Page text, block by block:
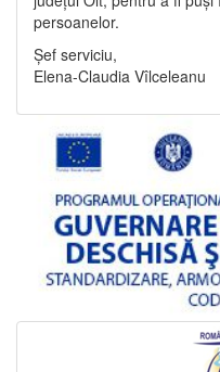
persoanelor.
Șef serviciu,
Elena-Claudia Vîlceleanu